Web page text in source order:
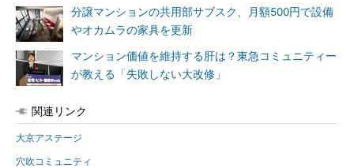
分譲マンションの共用部サブスク、月額500円で設備
やオカムラの家具を更新
マンション価値を維持する肝は？東急コミュニティー
が教える「失敗しない大改修」
関連リンク
大京アステージ
穴吹コミュニティ